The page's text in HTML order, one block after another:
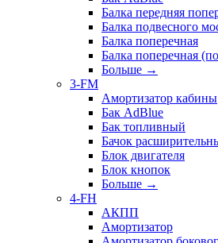
Балка передняя
Балка подвесного
Балка поперечная
Балка поперечная
Больше →
3-FM
Амортизатор кабины
Бак AdBlue
Бак топливный
Бачок
Блок двигателя
Блок кнопок
Больше →
4-FH
АКПП
Амортизатор